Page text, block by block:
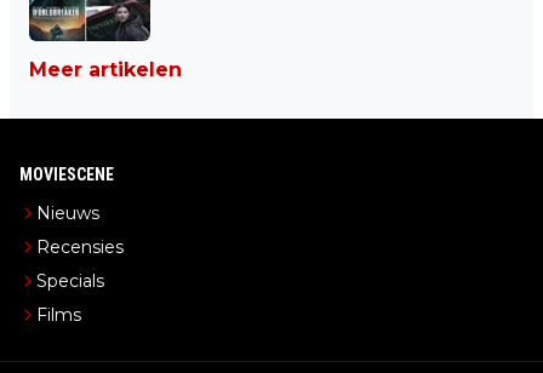
Meer artikelen
MOVIESCENE
Nieuws
Recensies
Specials
Films